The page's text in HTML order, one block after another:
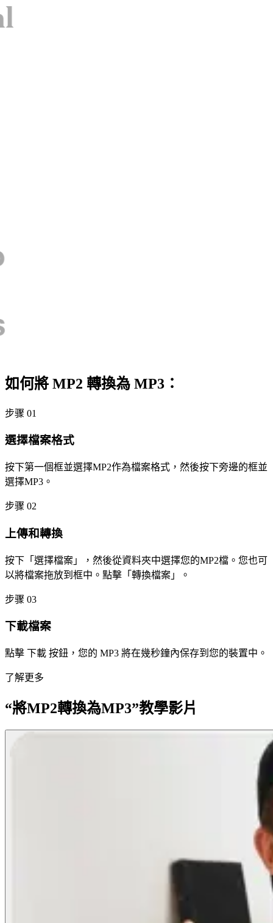
如何將 MP2 轉換為 MP3：
步骤 01
選擇檔案格式
按下第一個框並選擇MP2作為檔案格式，然後按下旁邊的框並
選擇MP3。
步骤 02
上傳和轉換
按下「選擇檔案」，然後從資料夾中選擇您的MP2檔。您也可
以將檔案拖放到框中。點擊「轉換檔案」。
步骤 03
下載檔案
點擊 下載 按鈕，您的 MP3 將在幾秒鐘內保存到您的裝置中。
了解更多
“將MP2轉換為MP3”教學影片